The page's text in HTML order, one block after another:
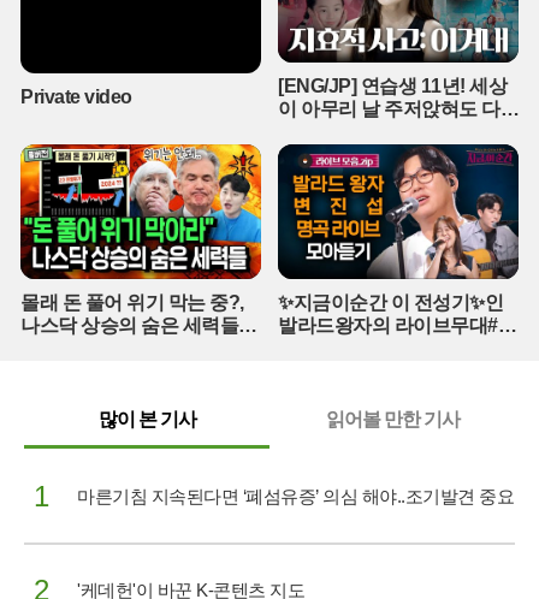
눈치를 보느라 아파도 쉬지 못하는 경직된 조직 문화는 유치원 교육
의 질을 떨어뜨리는 주요 원인으로 지목된다. 상근 보결교사 인력풀
을 확대하여 교사가 부재할 때 교육 공백을 즉각 메울 수 있는 시스템
구축이 절실한 상황이다.전교조는 이번 조사 결과를 바탕으로 교육
당국에 실질적인 대책 마련을 촉구하고 나섰다. 놀이 기록의 자율성
다는 것이 핵심이다. 또한 민원 대응 체계를 기관 중심으로 재편하고,
행정 업무를 행정실로 명확히 이관하여 교사를 다시 아이들 곁으로
돌려보내야 한다고 강조했다. 교육청 차원의 지침 정비와 인력 지원
이 뒷받침되지 않는다면 유치원 교실의 위기는 멈추지 않을 것으로
보인다.
Private video
[ENG/JP] 연습생 11년! 세상
이 아무리 날 주저앉혀도 다시
적 사고 | 아주 사적인 미술관
EP. 06 / 14F
몰래 돈 풀어 위기 막는 중?,
나스닥 상승의 숨은 세력들
✨지금이순간 이 전성기✨인
발라드왕자의 라이브무대#백
많이 본 기사
읽어볼 만한 기사
1 마른기침 지속된다면 ‘폐섬유증’ 의심 해야..조기발견 중요
2 '케데헌'이 바꾼 K-콘텐츠 지도